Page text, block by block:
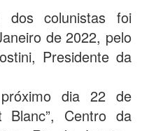
colunistas foi
de 2022, pelo
Presidente da
dia 22 de
Blanc”, Centro da